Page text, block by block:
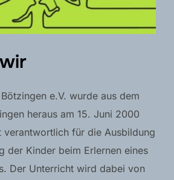
e.V. wurde aus dem
heraus am 15. Juni 2000
verantwortlich für die Ausbildung
der Kinder beim Erlernen eines
Der Unterricht wird dabei von